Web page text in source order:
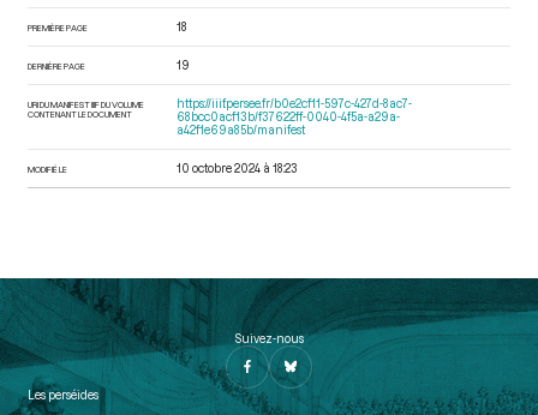
PREMIÈRE PAGE 18
DERNIÈRE PAGE 19
URI DU MANIFEST IIIF DU VOLUME
CONTENANT LE DOCUMENT
https://iiif.persee.fr/b0e2cf11-597c-427d-8ac7-
68bcc0acf13b/f37622ff-0040-4f5a-a29a-
a42f1e69a85b/manifest
MODIFIÉ LE 10 octobre 2024 à 18:23
Suivez-nous
Les perséides